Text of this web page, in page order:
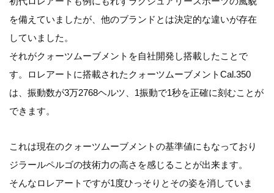
を備えていましたが、他のブランドとは決定的な違いが存在
していました。
それがクォーツムーブメントを自社開発し搭載したことで
す。ロレアートに搭載されたクォーツムーブメントCal.350
は、振動数が3万2768ヘルツ、1振動で1秒を正確に刻むことが
できます。
これは現在のクォーツムーブメントの基準値にもなっており
ジラールペルゴの技術力の高さを感じることが出来ます。
そんなロレアートですが1度ひっそりとその姿を消していま